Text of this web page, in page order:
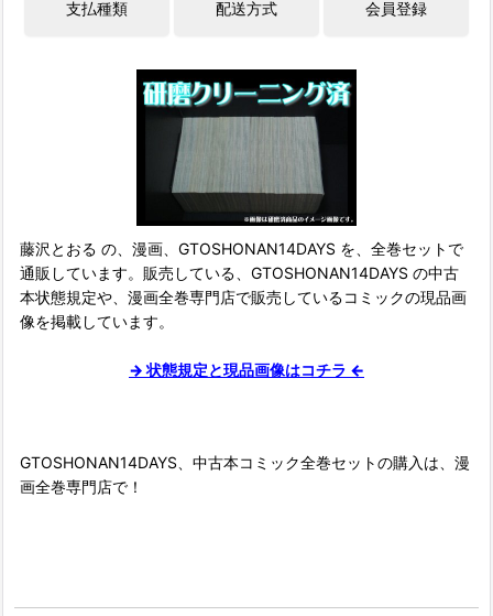
藤沢とおる の、漫画、GTOSHONAN14DAYS を、全巻セットで
通販しています。販売している、GTOSHONAN14DAYS の中古
本状態規定や、漫画全巻専門店で販売しているコミックの現品画
像を掲載しています。
→ 状態規定と現品画像はコチラ ←
GTOSHONAN14DAYS、中古本コミック全巻セットの購入は、漫
画全巻専門店で！